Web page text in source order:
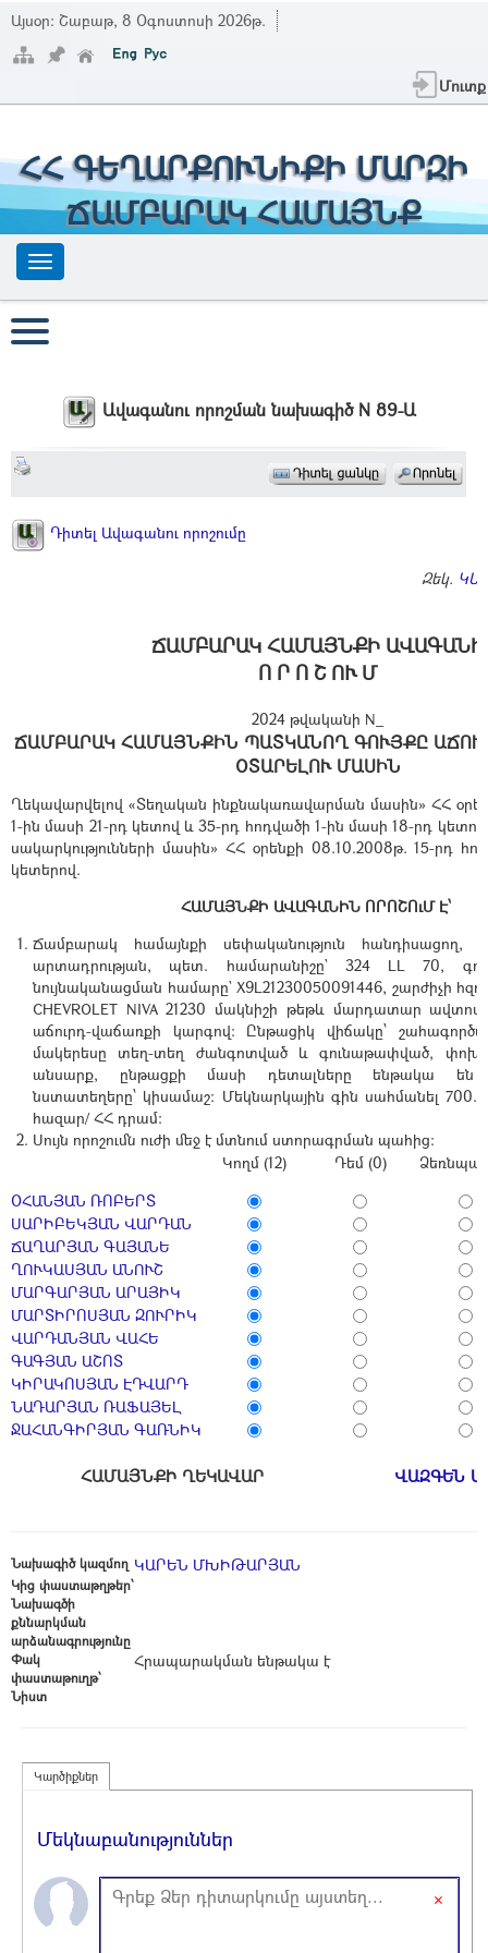
Այսօր: Շաբաթ, 8 Օգոստոսի 2026թ.
Մուտք
ՀՀ ԳԵՂԱՐՔՈՒՆԻՔԻ ՄԱՐԶԻ
ՃԱՄԲԱՐԱԿ ՀԱՄԱՅՆՔ
Ավագանու որոշման նախագիծ N 89-Ա
Դիտել Ավագանու որոշումը
Զեկ.
ՃԱՄԲԱՐԱԿ ՀԱՄԱՅՆՔԻ ԱՎԱԳԱՆԻ
Ո Ր Ո Շ ՈՒ Մ
2024 թվականի N_
ՃԱՄԲԱՐԱԿ ՀԱՄԱՅՆՔԻՆ ՊԱՏԿԱՆՈՂ ԳՈՒՅՔԸ
ՕՏԱՐԵԼՈՒ ՄԱՍԻՆ
Ղեկավարվելով «Տեղական ինքնակառավարման մասին» ՀՀ
1-ին մասի 21-րդ կետով և 35-րդ հոդվածի 1-ին մասի 18-րդ
սակարկությունների մասին» ՀՀ օրենքի 08.10.2008թ. 15-րդ
կետերով.
ՀԱՄԱՅՆՔԻ ԱՎԱԳԱՆԻՆ ՈՐՈՇՈւՄ Է՝
Ճամբարակ համայնքի սեփականություն հանդիսացող,
արտադրության, պետ. համարանիշը` 324 LL 70,
նույնականացման համարը` X9L21230050091446, շարժիչի
CHEVROLET NIVA 21230 մակնիշի թեթև մարդատար
աճուրդ-վաճառքի կարգով: Ընթացիկ վիճակը՝
մակերեսը տեղ-տեղ ժանգոտված և գունաթափված,
անսարք, ընթացքի մասի դետալները ենթակա են
նստատեղերը՝ կիսամաշ: Մեկնարկային գին սահմանել
հազար/ ՀՀ դրամ:
Սույն որոշումն ուժի մեջ է մտնում ստորագրման պահից:
Կողմ (12)
Դեմ (0)
ՕՀԱՆՅԱՆ ՌՈԲԵՐՏ
ՍԱՐԻԲԵԿՅԱՆ ՎԱՐԴԱՆ
ՃԱՂԱՐՅԱՆ ԳԱՅԱՆԵ
ՂՈՒԿԱՍՅԱՆ ԱՆՈՒՇ
ՄԱՐԳԱՐՅԱՆ ԱՐԱՅԻԿ
ՄԱՐՏԻՐՈՍՅԱՆ ԶՈՒՐԻԿ
ՎԱՐԴԱՆՅԱՆ ՎԱՀԵ
ԳԱԳՅԱՆ ԱՇՈՏ
ԿԻՐԱԿՈՍՅԱՆ ԷԴՎԱՐԴ
ՆԱԴԱՐՅԱՆ ՌԱՖԱՅԵԼ
ՋԱՀԱՆԳԻՐՅԱՆ ԳԱՌՆԻԿ
ՀԱՄԱՅՆՔԻ ՂԵԿԱՎԱՐ ՎԱԶԳԵՆ
Նախագիծ կազմող ԿԱՐԵՆ ՄԽԻԹԱՐՅԱՆ
Կից փաստաթղթեր՝
Նախագծի
քննարկման
արձանագրությունը
Փակ
փաստաթուղթ՝
Հրապարակման ենթակա է
Նիստ
Կարծիքներ
Մեկնաբանություններ
×